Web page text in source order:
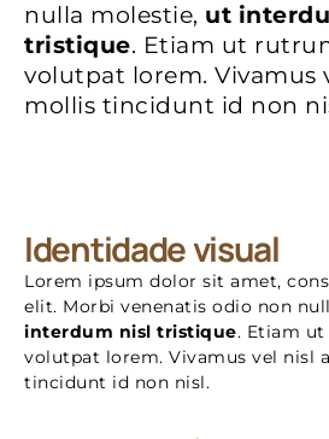
nulla molestie, ut
tristique. Etiam ut
volutpat lorem. Vivamus
mollis tincidunt id non
Identidade visual
Lorem ipsum dolor sit amet,
elit. Morbi venenatis odio non
interdum nisl tristique. Etiam
volutpat lorem. Vivamus vel nisl
tincidunt id non nisl.